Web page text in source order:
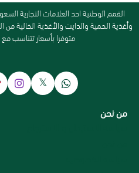
القمم الوطنية احد العلامات التجارية
وأغذية الحمية والدايت والأغذية الخالية
متوفرا بأسعار تتناسب
من نحن